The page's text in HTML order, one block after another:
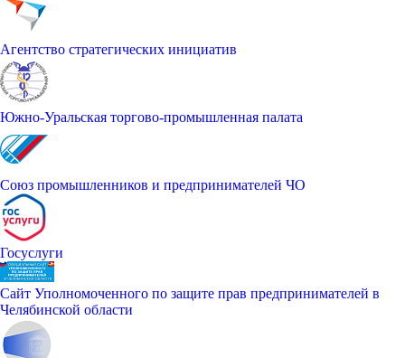
Агентство стратегических инициатив
Южно-Уральская торгово-промышленная палата
Союз промышленников и предпринимателей ЧО
Госуслуги
Сайт Уполномоченного по защите прав предпринимателей в
Челябинской области